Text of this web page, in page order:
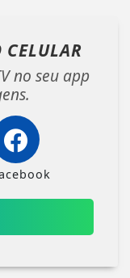
CELULAR
no seu app